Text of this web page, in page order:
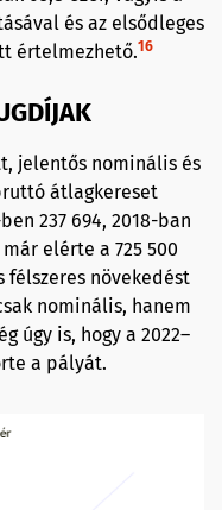
és az elsődleges
értelmezhető.16
jelentős nominális és
átlagkereset
237 694, 2018-ban
elérte a 725 500
félszeres növekedést
nominális, hanem
úgy is, hogy a 2022–
a pályát.